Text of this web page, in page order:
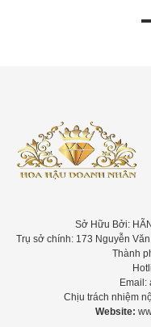
Sở Hữu Bởi:
Trụ sở chính: 173 Nguyễn
Thành
Email:
Chịu trách nhiệm
Website: